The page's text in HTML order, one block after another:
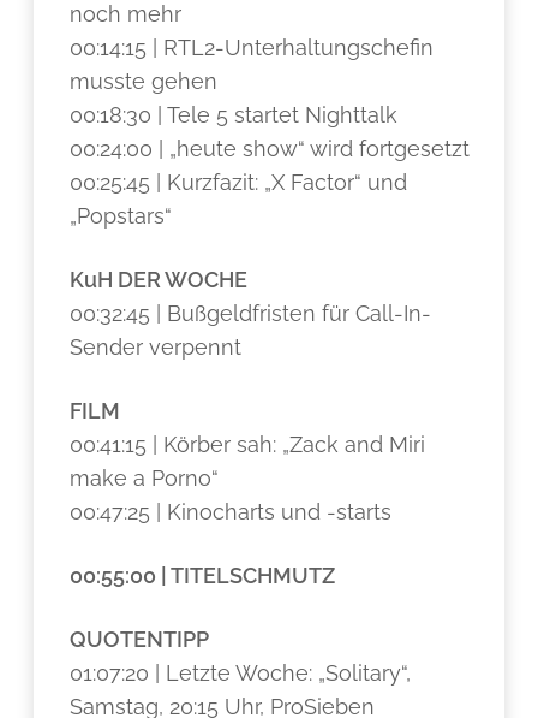
noch mehr
00:14:15 | RTL2-Unterhaltungschefin
musste gehen
00:18:30 | Tele 5 startet Nighttalk
00:24:00 | „heute show“ wird fortgesetzt
00:25:45 | Kurzfazit: „X Factor“ und
„Popstars“
KuH DER WOCHE
00:32:45 | Bußgeldfristen für Call-In-
Sender verpennt
FILM
00:41:15 | Körber sah: „Zack and Miri
make a Porno“
00:47:25 | Kinocharts und -starts
00:55:00 | TITELSCHMUTZ
QUOTENTIPP
01:07:20 | Letzte Woche: „Solitary“,
Samstag, 20:15 Uhr, ProSieben